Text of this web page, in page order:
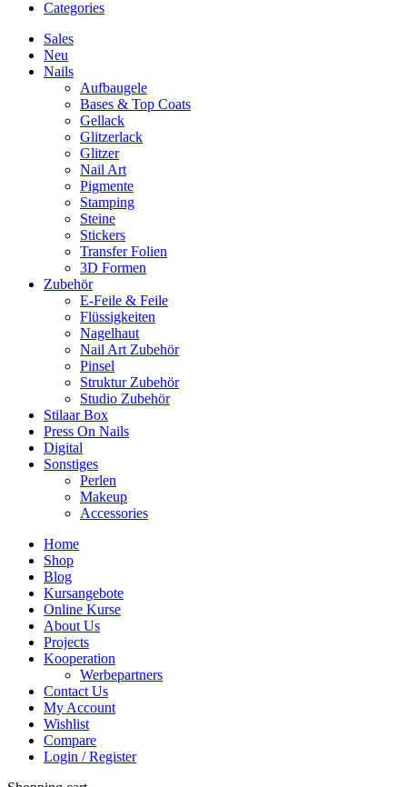
Categories
Sales
Neu
Nails
Aufbaugele
Bases & Top Coats
Gellack
Glitzerlack
Glitzer
Nail Art
Pigmente
Stamping
Steine
Stickers
Transfer Folien
3D Formen
Zubehör
E-Feile & Feile
Flüssigkeiten
Nagelhaut
Nail Art Zubehör
Pinsel
Struktur Zubehör
Studio Zubehör
Stilaar Box
Press On Nails
Digital
Sonstiges
Perlen
Makeup
Accessories
Home
Shop
Blog
Kursangebote
Online Kurse
About Us
Projects
Kooperation
Werbepartners
Contact Us
My Account
Wishlist
Compare
Login / Register